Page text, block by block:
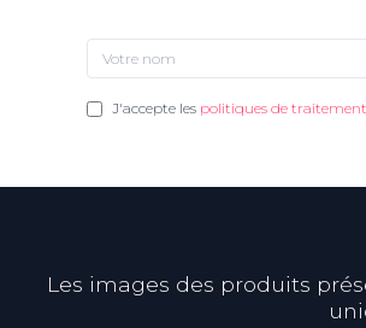
J'accepte les politiques de
Les images des produits